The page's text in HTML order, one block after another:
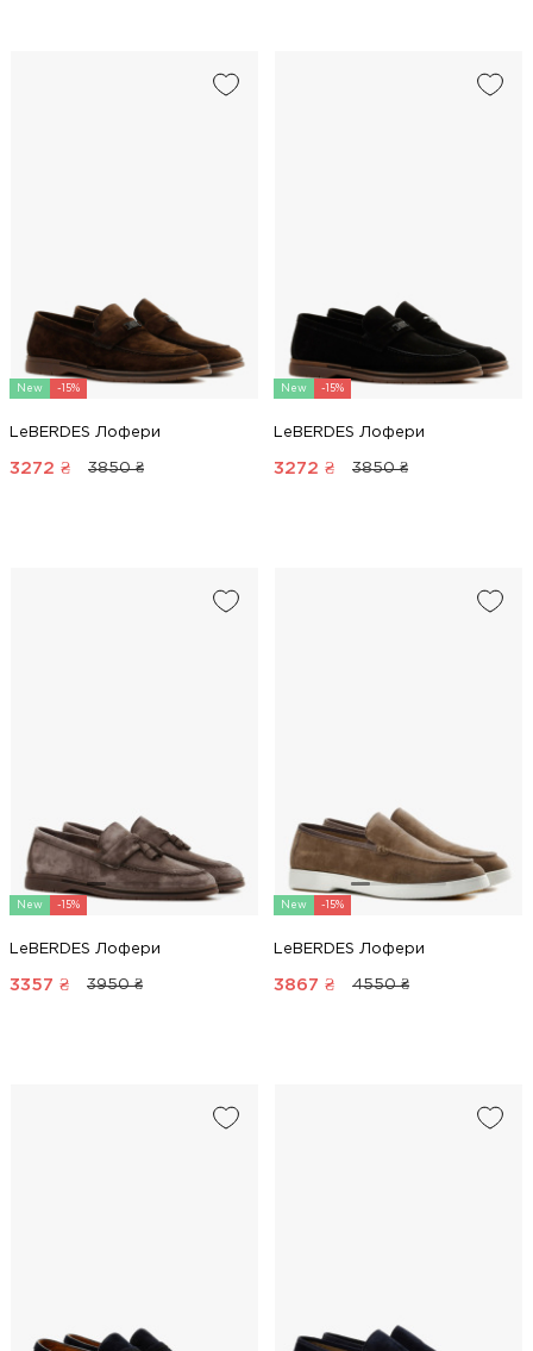
New -15%
LeBERDES Лофери
3272 ₴ 3850 ₴
New -15%
LeBERDES Лофери
3272 ₴ 3850 ₴
New -15%
LeBERDES Лофери
3357 ₴ 3950 ₴
New -15%
LeBERDES Лофери
3867 ₴ 4550 ₴